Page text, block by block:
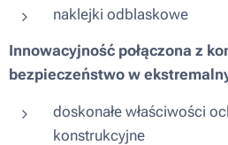
naklejki odblaskowe
Innowacyjność połączona z
bezpieczeństwo w
doskonałe właściwości
konstrukcyjne